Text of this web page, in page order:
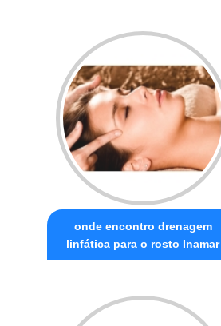
onde encontro drenagem
linfática para o rosto Inamar